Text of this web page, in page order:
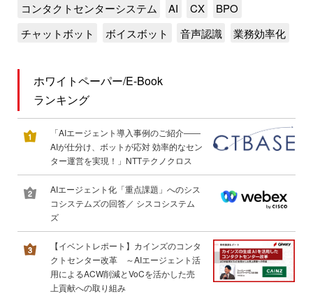
コンタクトセンターシステム
AI CX
BPO
チャットボット
ボイスボット 音声認識 業務効率化
ホワイトペーパー/E-Book
ランキング
「AIエージェント導入事例のご紹介――
AIが仕分け、ボットが応対 効率的なセン
ター運営を実現！」NTTテクノクロス
AIエージェント化「重点課題」へのシス
コシステムズの回答／ シスコシステム
ズ
【イベントレポート】カインズのコンタ
クトセンター改革 ～AIエージェント活
用によるACW削減とVoCを活かした売
上貢献への取り組み